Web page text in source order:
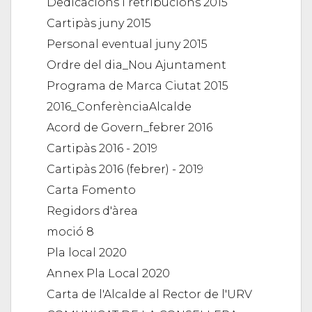
Cartipàs juny 2015
Personal eventual juny 2015
Ordre del dia_Nou Ajuntament
Programa de Marca Ciutat 2015
2016_ConferènciaAlcalde
Acord de Govern_febrer 2016
Cartipàs 2016 - 2019
Cartipàs 2016 (febrer) - 2019
Carta Fomento
Regidors d'àrea
moció 8
Pla local 2020
Annex Pla Local 2020
Carta de l'Alcalde al Rector de l'URV